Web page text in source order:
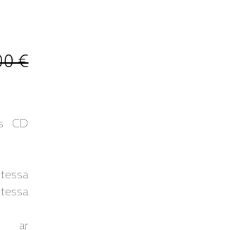
€
CD
ar